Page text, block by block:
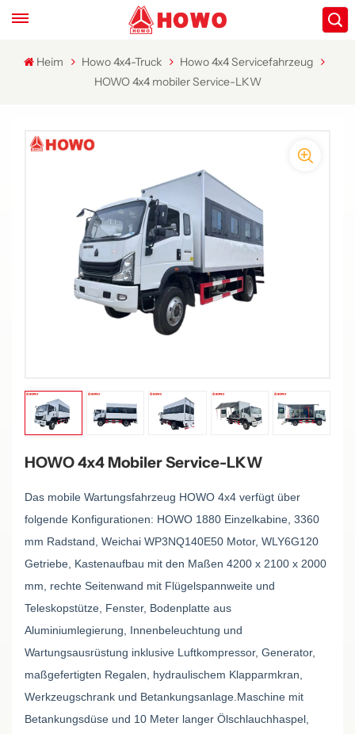
Heim Howo 4x4-Truck
Howo 4x4 Servicefahrzeug
HOWO 4x4 mobiler Service-LKW
HOWO 4x4 Mobiler Service-LKW
Das mobile Wartungsfahrzeug HOWO 4x4 verfügt über
folgende Konfigurationen: HOWO 1880 Einzelkabine, 3360
mm Radstand, Weichai WP3NQ140E50 Motor, WLY6G120
Getriebe, Kastenaufbau mit den Maßen 4200 x 2100 x 2000
mm, rechte Seitenwand mit Flügelspannweite und
Teleskopstütze, Fenster, Bodenplatte aus
Aluminiumlegierung, Innenbeleuchtung und
Wartungsausrüstung inklusive Luftkompressor, Generator,
maßgefertigten Regalen, hydraulischem Klapparmkran,
Werkzeugschrank und Betankungsanlage. Maschine mit
Betankungsdüse und 10 Meter langer Ölschlauchhaspel,